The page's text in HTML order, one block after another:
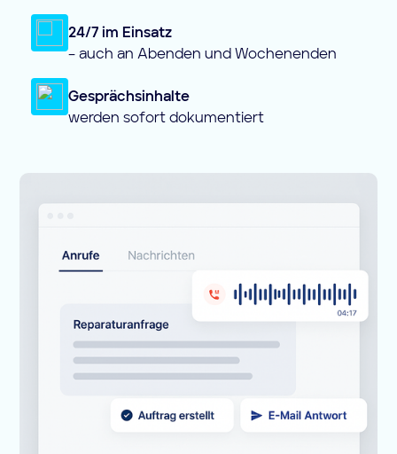
24/7 im Einsatz
– auch an Abenden und Wochenenden
Gesprächsinhalte
werden sofort dokumentiert